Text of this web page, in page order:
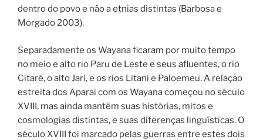
dentro do povo e não a etnias distintas (Barbosa e
Morgado 2003).
Separadamente os Wayana ficaram por muito tempo
no meio e alto rio Paru de Leste e seus afluentes, o rio
Citaré, o alto Jari, e os rios Litani e Paloemeu. A relação
estreita dos Aparai com os Wayana começou no século
XVIII, mas ainda mantêm suas histórias, mitos e
cosmologias distintas, e suas diferenças linguísticas. O
século XVIII foi marcado pelas guerras entre estes dois